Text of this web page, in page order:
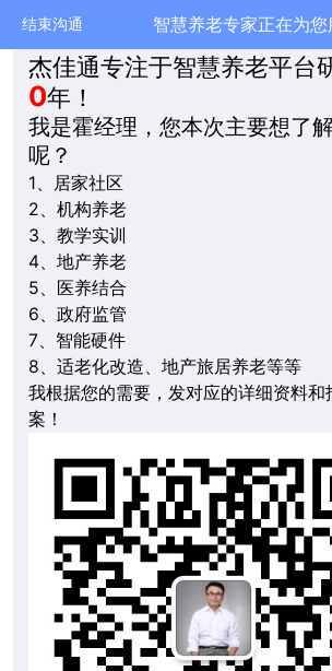
结束沟通 智慧养老专家正在为您
杰佳通专注于智慧养老平台
0年！
我是霍经理，您本次主要想了
呢？
1、居家社区
2、机构养老
3、教学实训
4、地产养老
5、医养结合
6、政府监管
7、智能硬件
8、适老化改造、地产旅居养老等等
我根据您的需要，发对应的详细资料和
案！